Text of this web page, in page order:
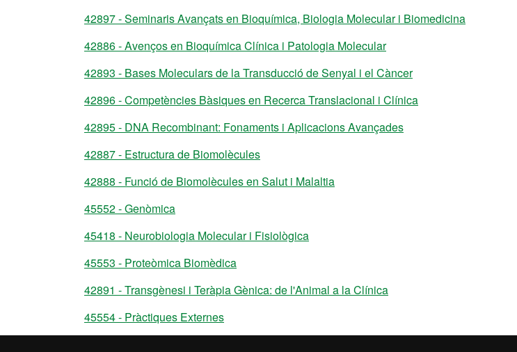
42897 - Seminaris Avançats en Bioquímica, Biologia Molecular i Biomedicina
42886 - Avenços en Bioquímica Clínica i Patologia Molecular
42893 - Bases Moleculars de la Transducció de Senyal i el Càncer
42896 - Competències Bàsiques en Recerca Translacional i Clínica
42895 - DNA Recombinant: Fonaments i Aplicacions Avançades
42887 - Estructura de Biomolècules
42888 - Funció de Biomolècules en Salut i Malaltia
45552 - Genòmica
45418 - Neurobiologia Molecular i Fisiològica
45553 - Proteòmica Biomèdica
42891 - Transgènesi i Teràpia Gènica: de l'Animal a la Clínica
45554 - Pràctiques Externes